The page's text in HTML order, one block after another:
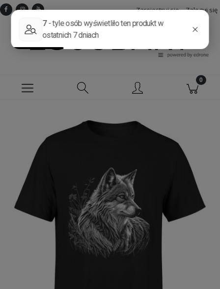
Zarejestruj się Zaloguj się